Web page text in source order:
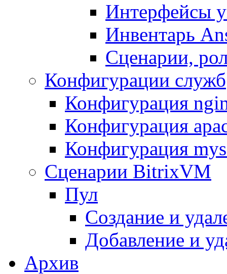
Интерфейсы
Инвентарь
Сценарии,
Конфигурации служб
Конфигурация
Конфигурация
Конфигурация
Сценарии BitrixVM
Пул
Создание и
Добавление и
Архив